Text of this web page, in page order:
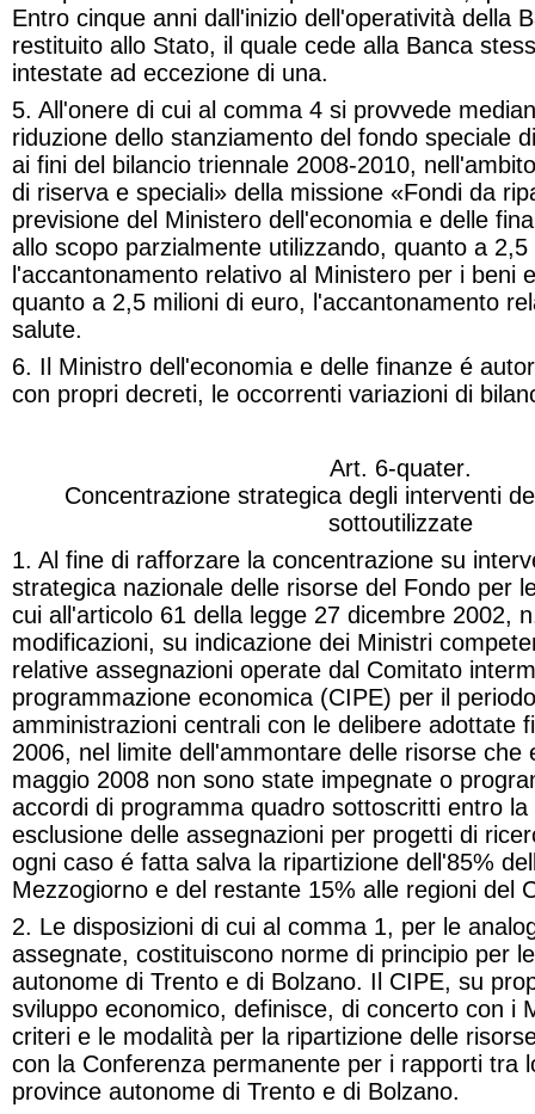
Entro cinque anni dall'inizio dell'operatività della
restituito allo Stato, il quale cede alla Banca
intestate ad eccezione di una.
5. All'onere di cui al comma 4 si provvede
riduzione dello stanziamento del fondo speciale
ai fini del bilancio triennale 2008-2010,
di riserva e speciali» della missione «Fondi da
previsione del Ministero dell'economia e delle
allo scopo parzialmente utilizzando, quanto a
l'accantonamento relativo al Ministero per i beni
quanto a 2,5 milioni di euro, l'accantonamento
salute.
6. Il Ministro dell'economia e delle finanze é
con propri decreti, le occorrenti variazioni di
Art. 6-quater.
Concentrazione strategica degli interventi
sottoutilizzate
1. Al fine di rafforzare la concentrazione su
strategica nazionale delle risorse del Fondo per
cui all'articolo 61 della legge 27 dicembre 2002,
modificazioni, su indicazione dei Ministri
relative assegnazioni operate dal Comitato
programmazione economica (CIPE) per il
amministrazioni centrali con le delibere adottate
2006, nel limite dell'ammontare delle risorse che
maggio 2008 non sono state impegnate o
accordi di programma quadro sottoscritti entro
esclusione delle assegnazioni per progetti di
ogni caso é fatta salva la ripartizione dell'85%
Mezzogiorno e del restante 15% alle regioni del
2. Le disposizioni di cui al comma 1, per le
assegnate, costituiscono norme di principio per
autonome di Trento e di Bolzano. Il CIPE, su
sviluppo economico, definisce, di concerto con i
criteri e le modalità per la ripartizione delle
con la Conferenza permanente per i rapporti tra
province autonome di Trento e di Bolzano.